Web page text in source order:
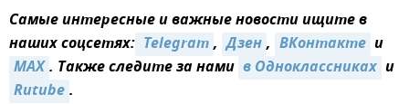
Самые интересные и важные новости ищите в
наших соцсетях: Telegram, Дзен, ВКонтакте и
MAX. Также следите за нами в Одноклассниках и
Rutube.